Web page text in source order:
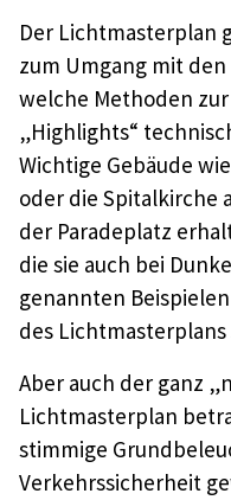
Der Lichtmasterplan
zum Umgang mit
welche Methoden
„Highlights“
Wichtige Gebäude
oder die Spitalkirche
der Paradeplatz
die sie auch bei
genannten
des
Aber auch der ganz
Lichtmasterplan
stimmige
Verkehrssicherheit